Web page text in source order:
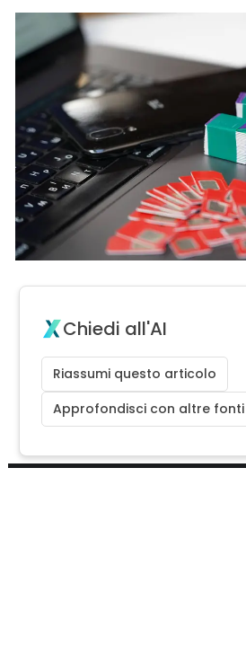
Chiedi all'AI
Riassumi questo articolo
Approfondisci con altre fonti